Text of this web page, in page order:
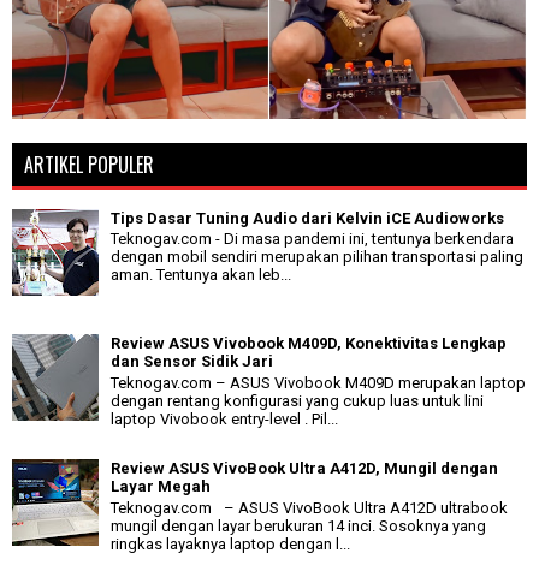
ARTIKEL POPULER
Tips Dasar Tuning Audio dari Kelvin iCE Audioworks
Teknogav.com - Di masa pandemi ini, tentunya berkendara
dengan mobil sendiri merupakan pilihan transportasi paling
aman. Tentunya akan leb...
Review ASUS Vivobook M409D, Konektivitas Lengkap
dan Sensor Sidik Jari
Teknogav.com – ASUS Vivobook M409D merupakan laptop
dengan rentang konfigurasi yang cukup luas untuk lini
laptop Vivobook entry-level . Pil...
Review ASUS VivoBook Ultra A412D, Mungil dengan
Layar Megah
Teknogav.com – ASUS VivoBook Ultra A412D ultrabook
mungil dengan layar berukuran 14 inci. Sosoknya yang
ringkas layaknya laptop dengan l...